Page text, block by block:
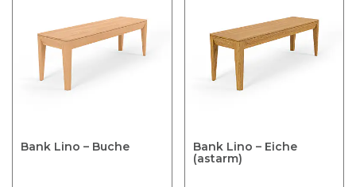
Bank Lino – Buche
Bank Lino – Eiche
(astarm)